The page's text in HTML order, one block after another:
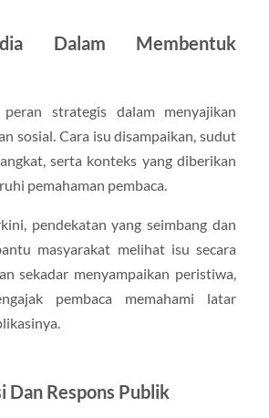
Dalam Membentuk
strategis dalam menyajikan
sosial. Cara isu disampaikan, sudut
serta konteks yang diberikan
pemahaman pembaca.
pendekatan yang seimbang dan
masyarakat melihat isu secara
sekadar menyampaikan peristiwa,
pembaca memahami latar
Dan Respons Publik